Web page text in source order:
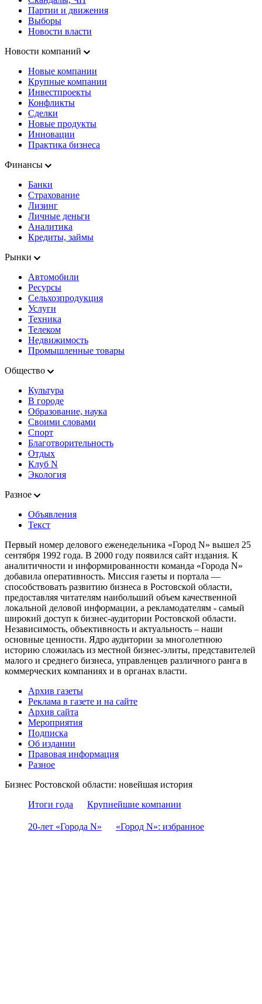
Партии и движения
Выборы
Новости власти
Новости компаний
Новые компании
Крупные компании
Инвестпроекты
Конфликты
Сделки
Новые продукты
Инновации
Практика бизнеса
Финансы
Банки
Страхование
Лизинг
Личные деньги
Аналитика
Кредиты, займы
Рынки
Автомобили
Ресурсы
Сельхозпродукция
Услуги
Техника
Телеком
Недвижимость
Промышленные товары
Общество
Культура
В городе
Образование, наука
Своими словами
Спорт
Благотворительность
Отдых
Клуб N
Экология
Разное
Объявления
Текст
Первый номер делового еженедельника «Город N» вышел 25
сентября 1992 года. В 2000 году появился сайт издания. К
аналитичности и информированности команда «Города N»
добавила оперативность. Миссия газеты и портала —
способствовать развитию бизнеса в Ростовской области,
предоставляя читателям наибольший объем качественной
локальной деловой информации, а рекламодателям - самый
широкий доступ к бизнес-аудитории Ростовской области.
Независимость, объективность и актуальность – наши
основные ценности. Ядро аудитории за многолетнюю
историю сложилась из местной бизнес-элиты, представителей
малого и среднего бизнеса, управленцев различного ранга в
коммерческих компаниях и в органах власти.
Архив газеты
Реклама в газете и на сайте
Архив сайта
Мероприятия
Подписка
Об издании
Правовая информация
Разное
Бизнес Ростовской области: новейшая история
Итоги года
Крупнейшие компании
20-лет «Города N» «Город N»: избранное